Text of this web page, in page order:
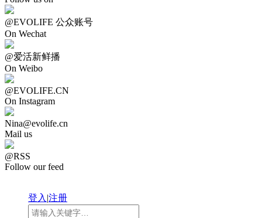
@EVOLIFE 公众账号
On Wechat
@爱活新鲜播
On Weibo
@EVOLIFE.CN
On Instagram
Nina@evolife.cn
Mail us
@RSS
Follow our feed
登入|注册